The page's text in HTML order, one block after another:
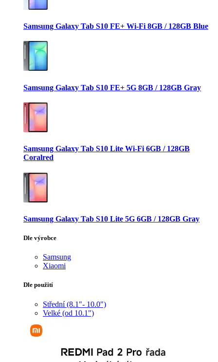
Samsung Galaxy Tab S10 FE+ Wi-Fi 8GB / 128GB Blue
Samsung Galaxy Tab S10 FE+ 5G 8GB / 128GB Gray
Samsung Galaxy Tab S10 Lite Wi-Fi 6GB / 128GB
Coralred
Samsung Galaxy Tab S10 Lite 5G 6GB / 128GB Gray
Dle výrobce
Samsung
Xiaomi
Dle použití
Střední (8.1"- 10.0")
Velké (od 10.1")